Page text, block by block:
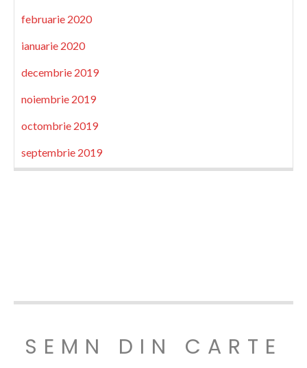
februarie 2020
ianuarie 2020
decembrie 2019
noiembrie 2019
octombrie 2019
septembrie 2019
SEMN DIN CARTE